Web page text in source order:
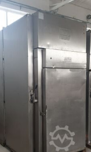
MARK
ALBERT E100
Fabricante:
Potencia del
0,9–2,0 m³/min
22.796
Año de
Tanque de aire
Vario Conjunto
funcionamiento para